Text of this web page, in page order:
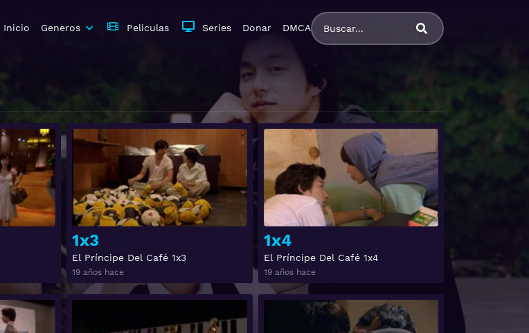
Inicio Generos Peliculas Series Donar DMCA
Ver
1x3
El Príncipe Del Café 1x3
19 años hace
1x4
El Príncipe Del Café 1x4
19 años hace
Ver